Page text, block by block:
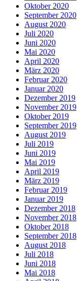
Oktober 2020
September 2020
August 2020
Juli 2020
Juni 2020
Mai 2020
April 2020
März 2020
Februar 2020
Januar 2020
Dezember 2019
November 2019
Oktober 2019
September 2019
August 2019
Juli 2019
Juni 2019
Mai 2019
April 2019
März 2019
Februar 2019
Januar 2019
Dezember 2018
November 2018
Oktober 2018
September 2018
August 2018
Juli 2018
Juni 2018
Mai 2018